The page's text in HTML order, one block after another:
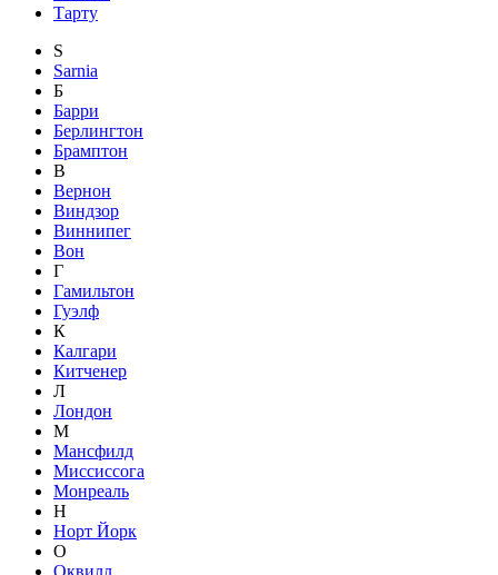
Тарту
S
Sarnia
Б
Барри
Берлингтон
Брамптон
В
Вернон
Виндзор
Виннипег
Вон
Г
Гамильтон
Гуэлф
К
Калгари
Китченер
Л
Лондон
М
Мансфилд
Миссиссога
Монреаль
Н
Норт Йорк
О
Оквилл